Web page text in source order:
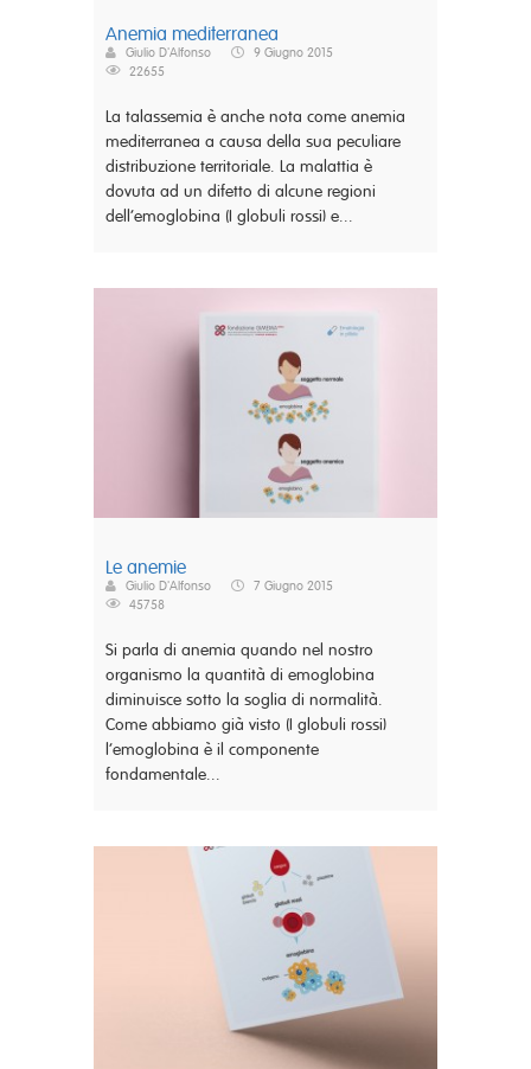
Anemia mediterranea
Giulio D'Alfonso
9 Giugno 2015
22655
La talassemia è anche nota come anemia
mediterranea a causa della sua peculiare
distribuzione territoriale. La malattia è
dovuta ad un difetto di alcune regioni
dell’emoglobina (I globuli rossi) e...
Le anemie
Giulio D'Alfonso
7 Giugno 2015
45758
Si parla di anemia quando nel nostro
organismo la quantità di emoglobina
diminuisce sotto la soglia di normalità.
Come abbiamo già visto (I globuli rossi)
l’emoglobina è il componente
fondamentale...